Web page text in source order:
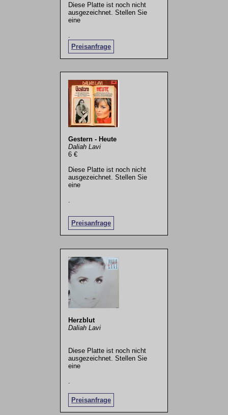
Diese Platte ist noch nicht
ausgezeichnet. Stellen Sie
eine
Preisanfrage
Gestern - Heute
Daliah Lavi
6 €
Diese Platte ist noch nicht
ausgezeichnet. Stellen Sie
eine
Preisanfrage
.
Herzblut
Daliah Lavi
Diese Platte ist noch nicht
ausgezeichnet. Stellen Sie
eine
Preisanfrage